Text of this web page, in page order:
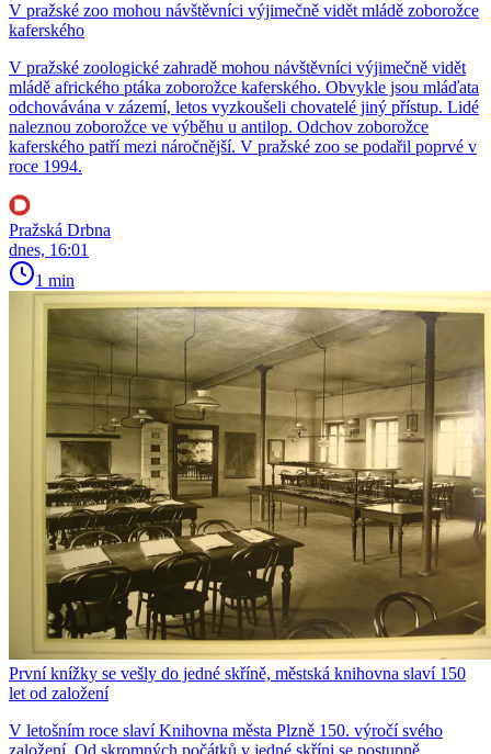
V pražské zoo mohou návštěvníci výjimečně vidět mládě zoborožce
kaferského
V pražské zoologické zahradě mohou návštěvníci výjimečně vidět
mládě afrického ptáka zoborožce kaferského. Obvykle jsou mláďata
odchovávána v zázemí, letos vyzkoušeli chovatelé jiný přístup. Lidé
naleznou zoborožce ve výběhu u antilop. Odchov zoborožce
kaferského patří mezi náročnější. V pražské zoo se podařil poprvé v
roce 1994.
Pražská Drbna
dnes, 16:01
1 min
První knížky se vešly do jedné skříně, městská knihovna slaví 150
let od založení
V letošním roce slaví Knihovna města Plzně 150. výročí svého